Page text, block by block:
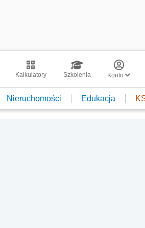
Kalkulatory Szkolenia Konto
Nieruchomości Edukacja